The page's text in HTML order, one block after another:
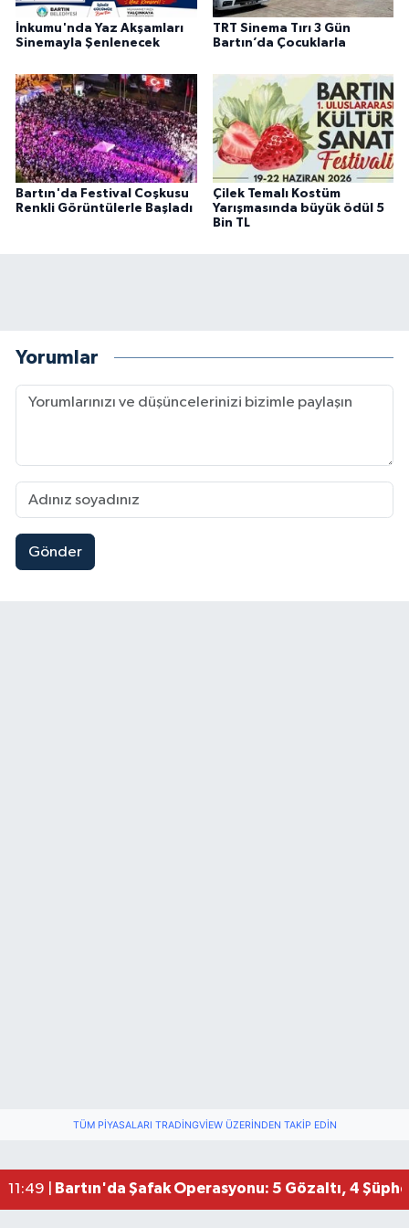
İnkumu'nda Yaz Akşamları
Sinemayla Şenlenecek
TRT Sinema Tırı 3 Gün
Bartın’da Çocuklarla
Bartın'da Festival Coşkusu
Renkli Görüntülerle Başladı
Çilek Temalı Kostüm
Yarışmasında büyük ödül 5
Bin TL
Yorumlar
Gönder
TÜM PIYASALARI TRADINGVIEW ÜZERINDEN TAKIP EDIN
11:49 | Bartın'da Şafak Operasyonu: 5 Gözaltı, 4